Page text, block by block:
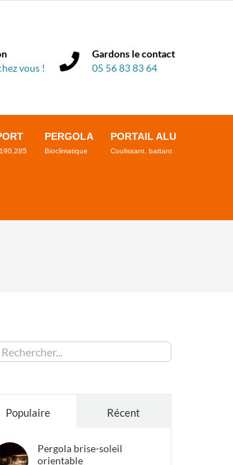
vous !
Gardons le contact
05 56 83 83 64
PERGOLA
Bioclimatique
PORTAIL ALU
Coulissant, battant
Populaire Récent
Pergola brise-soleil
orientable